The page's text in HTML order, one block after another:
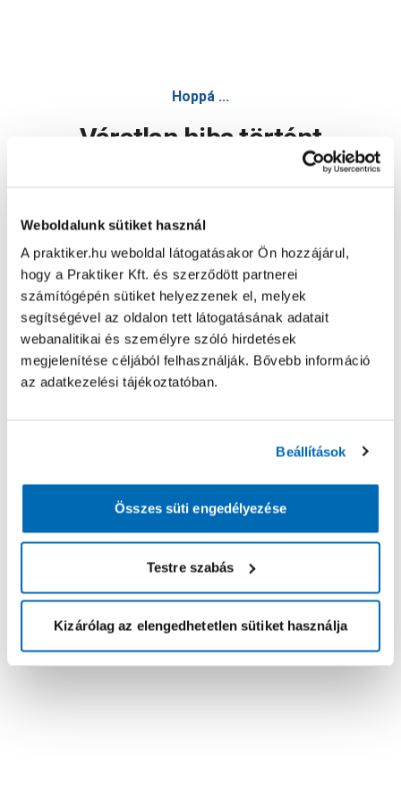
Weboldalunk sütiket használ
A praktiker.hu weboldal látogatásakor Ön hozzájárul,
hogy a Praktiker Kft. és szerződött partnerei
számítógépén sütiket helyezzenek el, melyek
segítségével az oldalon tett látogatásának adatait
webanalitikai és személyre szóló hirdetések
megjelenítése céljából felhasználják. Bővebb információ
az adatkezelési tájékoztatóban.
Beállítások
Összes süti engedélyezése
Testre szabás
Kizárólag az elengedhetetlen sütiket használja
Hoppá ...
Váratlan hiba történt
Oldal újratöltése